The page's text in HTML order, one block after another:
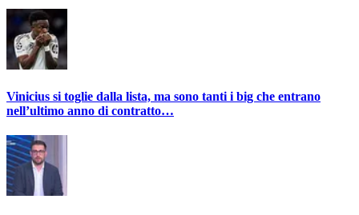
Vinicius si toglie dalla lista, ma sono tanti i big che entrano
nell’ultimo anno di contratto…